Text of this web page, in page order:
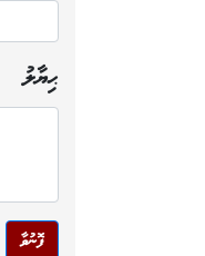
ޙިޔާލު
ފޮނުވާ